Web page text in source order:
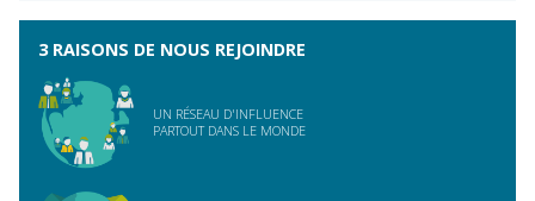
3 RAISONS DE NOUS REJOINDRE
UN RÉSEAU D'INFLUENCE
PARTOUT DANS LE MONDE